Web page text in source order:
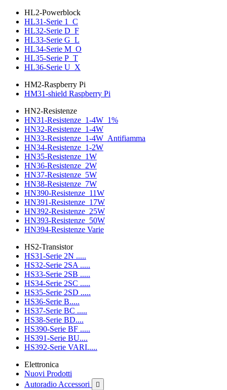
HL2-Powerblock
HL31-Serie 1_C
HL32-Serie D_F
HL33-Serie G_L
HL34-Serie M_O
HL35-Serie P_T
HL36-Serie U_X
HM2-Raspberry Pi
HM31-shield Raspberry Pi
HN2-Resistenze
HN31-Resistenze_1-4W_1%
HN32-Resistenze_1-4W
HN33-Resistenze_1-4W_Antifiamma
HN34-Resistenze_1-2W
HN35-Resistenze_1W
HN36-Resistenze_2W
HN37-Resistenze_5W
HN38-Resistenze_7W
HN390-Resistenze_11W
HN391-Resistenze_17W
HN392-Resistenze_25W
HN393-Resistenze_50W
HN394-Resistenze Varie
HS2-Transistor
HS31-Serie 2N .....
HS32-Serie 2SA .....
HS33-Serie 2SB .....
HS34-Serie 2SC .....
HS35-Serie 2SD .....
HS36-Serie B.....
HS37-Serie BC .....
HS38-Serie BD....
HS390-Serie BF .....
HS391-Serie BU....
HS392-Serie VARI.....
Elettronica
Nuovi Prodotti
Autoradio Accessori
